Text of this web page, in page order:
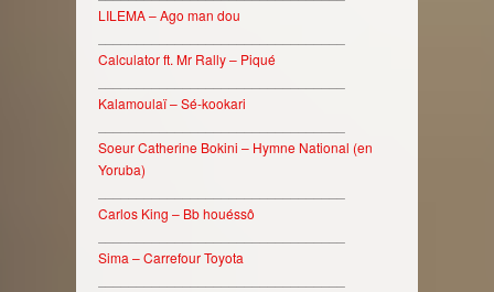
LILEMA – Ago man dou
Calculator ft. Mr Rally – Piqué
Kalamoulaï – Sé-kookari
Soeur Catherine Bokini – Hymne National (en
Yoruba)
Carlos King – Bb houéssô
Sima – Carrefour Toyota